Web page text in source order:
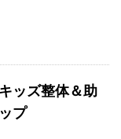
ッズ整体＆助
プ